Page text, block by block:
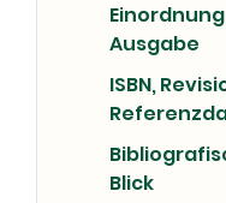
Ausgabe
ISBN,
Blick